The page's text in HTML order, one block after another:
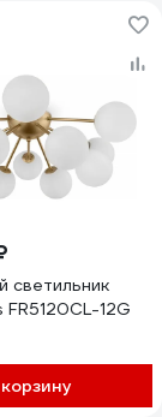
светильник
FR5120CL-12G